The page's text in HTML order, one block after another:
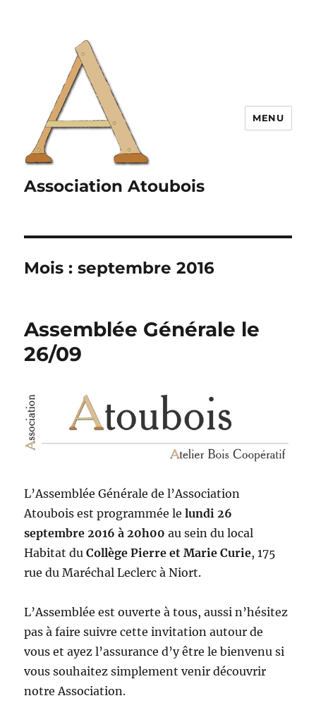
Association Atoubois
MENU
Mois :septembre 2016
Assemblée Générale le
26/09
L’Assemblée Générale de l’Association
Atoubois est programmée lelundi 26
septembre 2016 à 20h00 au sein du local
Habitat duCollège Pierre et Marie Curie, 175
rue du Maréchal Leclerc à Niort.
L’Assemblée est ouverte à tous, aussi n’hésitez
pas à faire suivre cette invitation autour de
vous et ayez l’assurance d’y être le bienvenu si
vous souhaitez simplement venir découvrir
notre Association.